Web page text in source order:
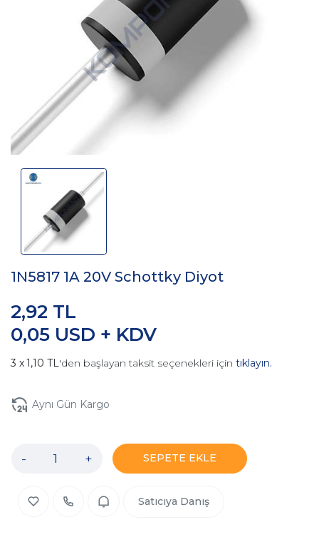
1N5817 1A 20V Schottky Diyot
0,05 USD + KDV
2,92 TL
1,10 TL'den başlayan taksit seçenekleri için tıklayın.
Aynı Gün Kargo
- + SEPETE EKLE
Satıcıya Danış